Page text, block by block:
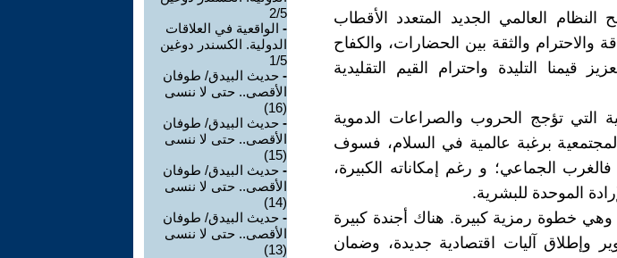
العالمي الجديد المتعدد الأقطاب
والاحترام والثقة بين الحضارات، والكفاح
قيمنا التليدة واحترام القيم التقليدية
التي تؤجج الحروب والصراعات الدموية
برغبة عالمية في السلام، فسوف
الجماعي؛ و رغم إمكاناته الكبيرة،
الموحدة للبشرية.
وهي خطوة رمزية كبيرة. هناك أجندة كبيرة
وإطلاق آليات اقتصادية جديدة، وضمان
2/5
- الواقعية في العلاقات
الدولية. الكسندر دوغين
1/5
- حديث البيدق/ طوفان
الأقصى.. حتى لا ننسى
(16)
- حديث البيدق/ طوفان
الأقصى.. حتى لا ننسى
(15)
- حديث البيدق/ طوفان
الأقصى.. حتى لا ننسى
(14)
- حديث البيدق/ طوفان
الأقصى.. حتى لا ننسى
(13)